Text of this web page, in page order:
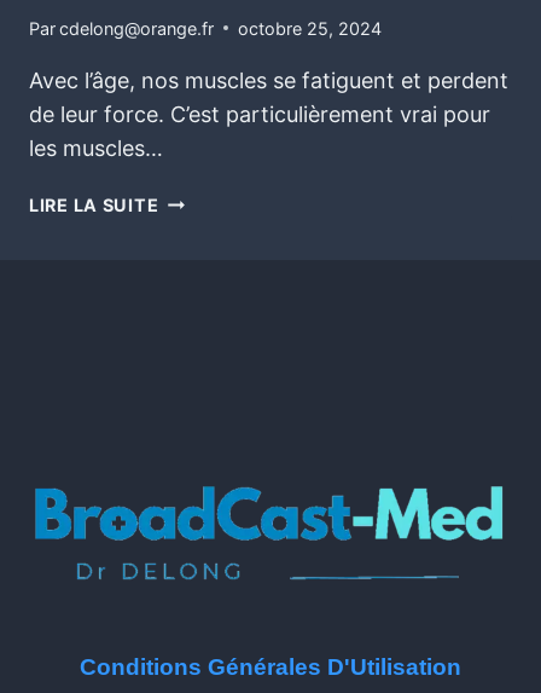
Parcdelong@orange.fr octobre 25, 2024
Avec l’âge, nos muscles se fatiguent et perdent
de leur force. C’est particulièrement vrai pour
les muscles…
LIRE LA SUITE
Conditions Générales D'Utilisation